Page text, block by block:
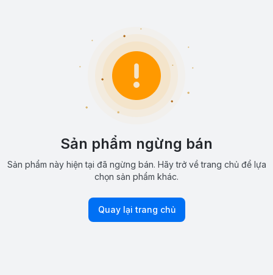
Sản phẩm ngừng bán
Sản phẩm này hiện tại đã ngừng bán. Hãy trở về trang chủ để lựa
chọn sản phẩm khác.
Quay lại trang chủ